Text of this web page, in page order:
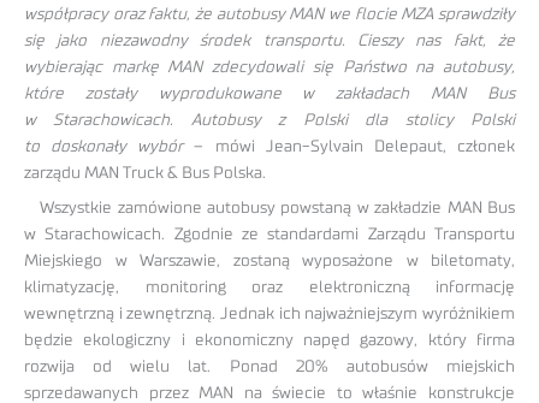
współpracy oraz faktu, że autobusy MAN we flocie MZA sprawdziły
się jako niezawodny środek transportu. Cieszy nas fakt, że
wybierając markę MAN zdecydowali się Państwo na autobusy,
które zostały wyprodukowane w zakładach MAN Bus
w Starachowicach. Autobusy z Polski dla stolicy Polski
to doskonały wybór– mówi Jean-Sylvain Delepaut, członek
zarządu MAN Truck & Bus Polska.
Wszystkie zamówione autobusy powstaną w zakładzie MAN Bus
w Starachowicach. Zgodnie ze standardami Zarządu Transportu
Miejskiego w Warszawie, zostaną wyposażone w biletomaty,
klimatyzację, monitoring oraz elektroniczną informację
wewnętrzną i zewnętrzną. Jednak ich najważniejszym wyróżnikiem
będzie ekologiczny i ekonomiczny napęd gazowy, który firma
rozwija od wielu lat. Ponad 20% autobusów miejskich
sprzedawanych przez MAN na świecie to właśnie konstrukcje